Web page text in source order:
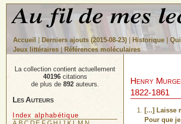
Accueil | Derniers ajouts (2015-08-23) | Historique|
Jeux littéraires| Références moléculaires
Henry
1822-1861
[...] Laisse
Pour que
La collection contient actuellement
40196citations
de plus de 892auteurs.
Les Auteurs
Index alphabétique